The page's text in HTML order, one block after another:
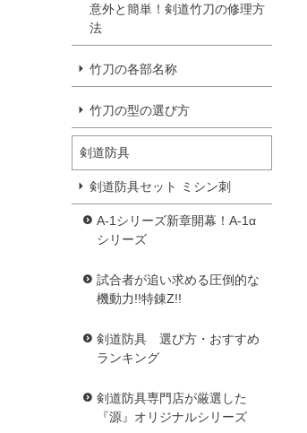
意外と簡単！剣道竹刀の修理方
法
竹刀の各部名称
竹刀の型の選び方
剣道防具
剣道防具セット ミシン刺
A-1シリーズ新章開幕！A-1α
シリーズ
試合者が追い求める圧倒的な
機動力!!特錬Z!!
剣道防具 選び方・おすすめ
ランキング
剣道防具専門店が厳選した
『源』オリジナルシリーズ